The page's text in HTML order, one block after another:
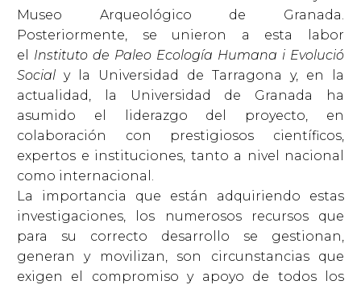
Museo Arqueológico de Granada.
Posteriormente, se unieron a esta labor
el
Instituto de Paleo Ecología Humana i Evolució
Social y la Universidad de Tarragona y, en la
actualidad, la Universidad de Granada ha
asumido el liderazgo del proyecto, en
colaboración con prestigiosos científicos,
expertos e instituciones, tanto a nivel nacional
como internacional.
La importancia que están adquiriendo estas
investigaciones, los numerosos recursos que
para su correcto desarrollo se gestionan,
generan y movilizan, son circunstancias que
exigen el compromiso y apoyo de todos los